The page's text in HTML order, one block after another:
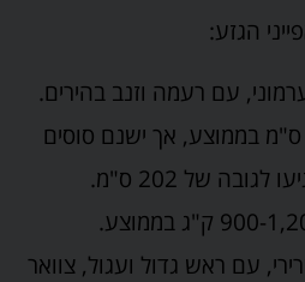
הגזע:
עם רעמה וזנב בהירים.
גובה: 160-170 ס"מ בממוצע, אך ישנם סוסים
של 202 ס"מ.
עם ראש גדול ועגול, צוואר